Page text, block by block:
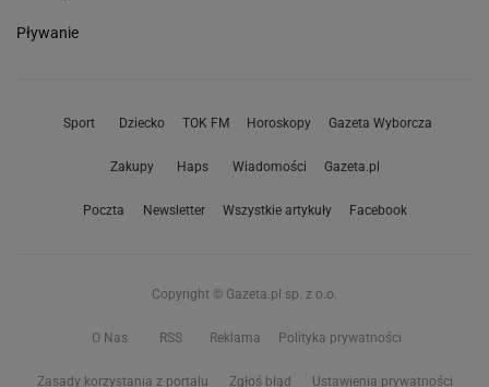
Pływanie
Sport Dziecko TOK FM Horoskopy Gazeta Wyborcza
Zakupy Haps Wiadomości Gazeta.pl
Poczta Newsletter Wszystkie artykuły Facebook
Copyright © Gazeta.pl sp. z o.o.
O Nas RSS Reklama Polityka prywatności
Zasady korzystania z portalu Zgłoś błąd Ustawienia prywatności